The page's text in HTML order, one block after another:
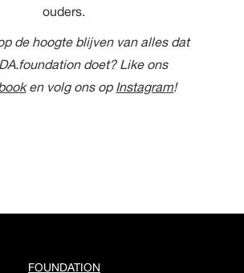
ouders.
de hoogte blijven van alles dat
doet? Like ons
en volg ons op Instagram!
FOUNDATION